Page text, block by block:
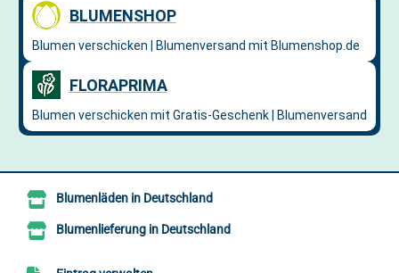
Blumenläden in Deutschland
Blumenlieferung in Deutschland